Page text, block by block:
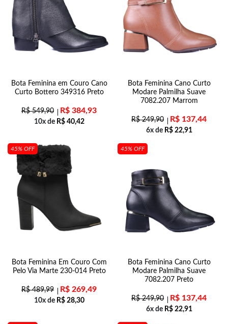
Bota Feminina em Couro Cano
Curto Bottero 349316 Preto
R$549,90 R$ 384,93
10x de R$40,42
Bota Feminina Cano Curto
Modare Palmilha Suave
7082.207 Marrom
R$249,90 R$ 137,44
6x de R$22,91
45% OFF
Bota Feminina Em Couro Com
Pelo Via Marte 230-014 Preto
R$489,99 R$ 269,49
10x de R$28,30
45% OFF
Bota Feminina Cano Curto
Modare Palmilha Suave
7082.207 Preto
R$249,90 R$ 137,44
6x de R$22,91